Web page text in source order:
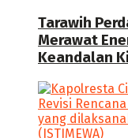
Tarawih
Merawat
Keandalan